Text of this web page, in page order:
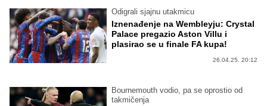
Odigrali sjajnu utakmicu
Iznenađenje na Wembleyju: Crystal
Palace pregazio Aston Villu i
plasirao se u finale FA kupa!
26.04.25. 20:12
Bournemouth vodio, pa se oprostio od
takmičenja